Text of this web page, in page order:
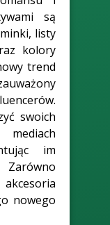
są
listy
kolory
trend
swoich
im
Zarówno
nowego